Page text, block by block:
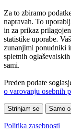
Za to zbiramo
napravah. To
in za prikaz
statistike uporabe.
zunanjimi ponudniki
spletnih
sami.
Preden podate
o varovanju osebnih
Strinjam se Samo
Politika zasebnosti